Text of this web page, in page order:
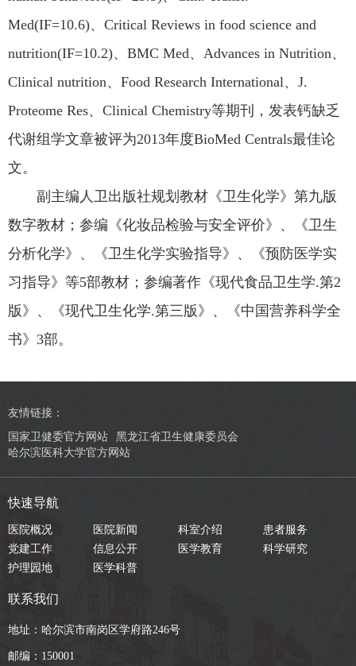
Med(IF=10.6)、Critical Reviews in food science and
nutrition(IF=10.2)、BMC Med、Advances in Nutrition、
Clinical nutrition、Food Research International、J.
Proteome Res、Clinical Chemistry等期刊，发表钙缺乏
代谢组学文章被评为2013年度BioMed Centrals最佳论
文。
副主编人卫出版社规划教材《卫生化学》第九版
数字教材；参编《化妆品检验与安全评价》、《卫生
分析化学》、《卫生化学实验指导》、《预防医学实
习指导》等5部教材；参编著作《现代食品卫生学.第2
版》、《现代卫生化学.第三版》、《中国营养科学全
书》3部。
友情链接：
国家卫健委官方网站
黑龙江省卫生健康委员会
哈尔滨医科大学官方网站
快速导航
医院概况 医院新闻 科室介绍
患者服务
党建工作
信息公开 医学教育
科学研究
护理园地
医学科普
联系我们
地址：哈尔滨市南岗区学府路246号
邮编：150001